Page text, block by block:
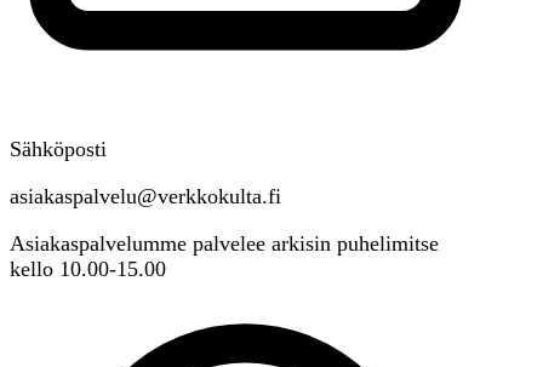
Sähköposti
asiakaspalvelu@verkkokulta.fi
Asiakaspalvelumme palvelee arkisin puhelimitse
kello 10.00-15.00